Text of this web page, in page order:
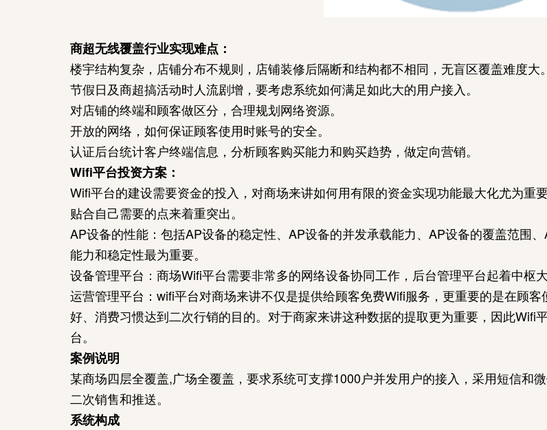
商超无线覆盖行业实现难点：
楼宇结构复杂，店铺分布不规则，店铺装修后隔断和结构都不相同，无盲区覆盖难度大。
节假日及商超搞活动时人流剧增，要考虑系统如何满足如此大的用户接入。
对店铺的终端和顾客做区分，合理规划网络资源。
开放的网络，如何保证顾客使用时账号的安全。
认证后台统计客户终端信息，分析顾客购买能力和购买趋势，做定向营销。
Wifi平台投资方案：
Wifi平台的建设需要资金的投入，对商场来讲如何用有限的资金实现功能最大化尤为重
贴合自己需要的点来着重突出。
AP设备的性能：包括AP设备的稳定性、AP设备的并发承载能力、AP设备的覆盖范围
能力和稳定性最为重要。
设备管理平台：商场Wifi平台需要非常多的网络设备协同工作，后台管理平台起着中枢
运营管理平台：wifi平台对商场来讲不仅是提供给顾客免费Wifi服务，更重要的是在顾
好、消费习惯达到二次行销的目的。对于商家来讲这种数据的提取更为重要，因此Wifi
台。
案例说明
某商场四层全覆盖,广场全覆盖，要求系统可支撑1000户并发用户的接入，采用短信和
二次销售和推送。
系统构成